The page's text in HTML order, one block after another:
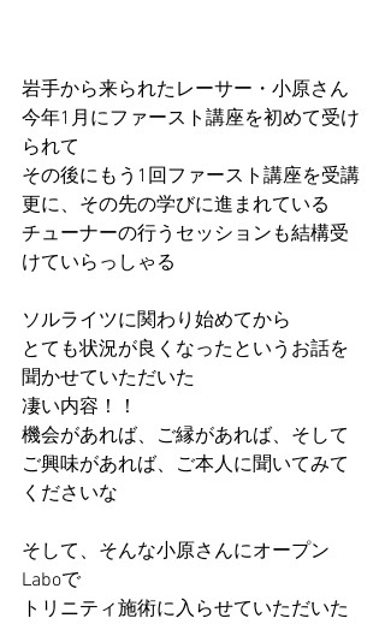
岩手から来られたレーサー・小原さん
今年1月にファースト講座を初めて受け
られて
その後にもう1回ファースト講座を受講
更に、その先の学びに進まれている
チューナーの行うセッションも結構受
けていらっしゃる
ソルライツに関わり始めてから
とても状況が良くなったというお話を
聞かせていただいた
凄い内容！！
機会があれば、ご縁があれば、そして
ご興味があれば、ご本人に聞いてみて
くださいな
そして、そんな小原さんにオープン
Laboで
トリニティ施術に入らせていただいた